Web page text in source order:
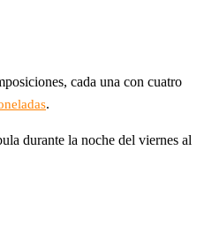
cada una con cuatro
.
durante la noche del viernes al